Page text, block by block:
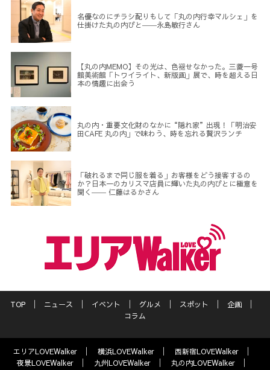
名優なのにチラシ配りもして「丸の内行幸マルシェ」を
仕掛けた丸の内びと――永島敏行さん
【丸の内MEMO】その光は、色褪せなかった。三菱一号
館美術館「トワイライト、新版画」展で、時を超える日
本の情趣に出会う
丸の内・重要文化財のなかに“隠れ家”出現！「明治安
田CAFE 丸の内」で味わう、時を忘れる贅沢ランチ
「破れるまで同じ服を着る」お客様をどう接客するの
か？日本一のカリスマ店員に輝いた丸の内びとに極意を
聞く―― 仁藤はるかさん
TOP ニュース イベント グルメ スポット
企画
コラム
エリアLOVEWalker 横浜LOVEWalker
西新宿LOVEWalker
夜景LOVEWalker
九州LOVEWalker
丸の内LOVEWalker